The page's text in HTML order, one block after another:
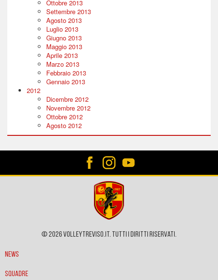
Ottobre 2013
Settembre 2013
Agosto 2013
Luglio 2013
Giugno 2013
Maggio 2013
Aprile 2013
Marzo 2013
Febbraio 2013
Gennaio 2013
2012
Dicembre 2012
Novembre 2012
Ottobre 2012
Agosto 2012
© 2026 VOLLEYTREVISO.IT. Tutti i diritti riservati.
News
Squadre